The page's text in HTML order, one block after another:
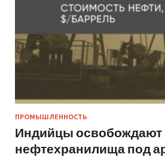
ПРОМЫШЛЕННОСТЬ
Индийцы освобождают
нефтехранилища под